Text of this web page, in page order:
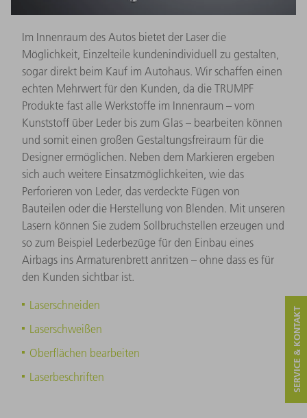
Im Innenraum des Autos bietet der Laser die
Möglichkeit, Einzelteile kundenindividuell zu gestalten,
sogar direkt beim Kauf im Autohaus. Wir schaffen einen
echten Mehrwert für den Kunden, da die TRUMPF
Produkte fast alle Werkstoffe im Innenraum – vom
Kunststoff über Leder bis zum Glas – bearbeiten können
und somit einen großen Gestaltungsfreiraum für die
Designer ermöglichen. Neben dem Markieren ergeben
sich auch weitere Einsatzmöglichkeiten, wie das
Perforieren von Leder, das verdeckte Fügen von
Bauteilen oder die Herstellung von Blenden. Mit unseren
Lasern können Sie zudem Sollbruchstellen erzeugen und
so zum Beispiel Lederbezüge für den Einbau eines
Airbags ins Armaturenbrett anritzen – ohne dass es für
den Kunden sichtbar ist.
Laserschneiden
Laserschweißen
Oberflächen bearbeiten
Laserbeschriften
SERVICE & KONTAKT